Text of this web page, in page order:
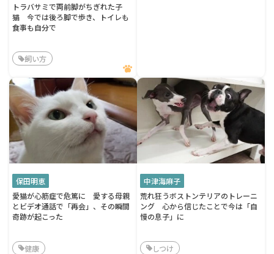
トラバサミで両前脚がちぎれた子
猫 今では後ろ脚で歩き、トイレも
食事も自分で
飼い方
保田明恵
愛猫が心筋症で危篤に 愛する母親
とビデオ通話で「再会」、その瞬間
奇跡が起こった
健康
中津海麻子
荒れ狂うボストンテリアのトレーニ
ング 心から信じたことで今は「自
慢の息子」に
しつけ